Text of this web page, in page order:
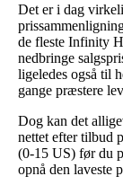
Det er i dag
de fleste Infinity
nedbringe
ligeledes også til
gange præstere
Dog kan det
nettet efter tilbud
(0-15 US) før du
opnå den laveste